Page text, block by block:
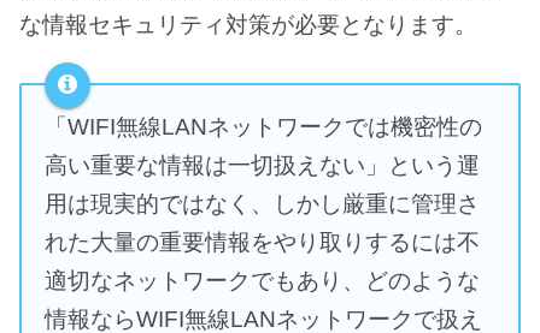
な情報セキュリティ対策が必要となります。
「WIFI無線LANネットワークでは機密性の
高い重要な情報は一切扱えない」という運
用は現実的ではなく、しかし厳重に管理さ
れた大量の重要情報をやり取りするには不
適切なネットワークでもあり、どのような
情報ならWIFI無線LANネットワークで扱え